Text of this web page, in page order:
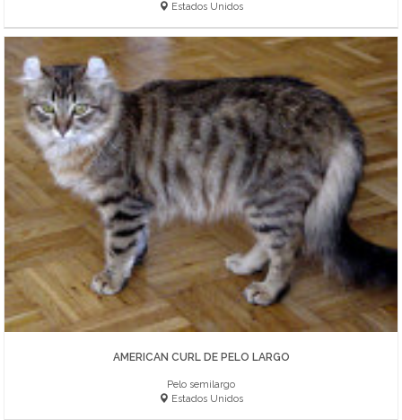
Estados Unidos
AMERICAN CURL DE PELO LARGO
Pelo semilargo
Estados Unidos